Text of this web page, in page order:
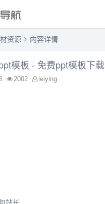
资源 内容详情
模板 - 免费ppt模板下载
2002 leiying